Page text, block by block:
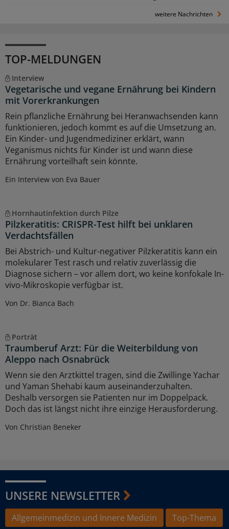
weitere Nachrichten
TOP-MELDUNGEN
Interview
Vegetarische und vegane Ernährung bei Kindern
mit Vorerkrankungen
Rein pflanzliche Ernährung bei Heranwachsenden kann
funktionieren, jedoch kommt es auf die Umsetzung an.
Ein Kinder- und Jugendmediziner erklärt, wann
Veganismus nichts für Kinder ist und wann diese
Ernährung vorteilhaft sein könnte.
Ein Interview von Eva Bauer
Hornhautinfektion durch Pilze
Pilzkeratitis: CRISPR-Test hilft bei unklaren
Verdachtsfällen
Bei Abstrich- und Kultur-negativer Pilzkeratitis kann ein
molekularer Test rasch und relativ zuverlässig die
Diagnose sichern – vor allem dort, wo keine konfokale In-
vivo-Mikroskopie verfügbar ist.
Von Dr. Bianca Bach
Porträt
Traumberuf Arzt: Für die Weiterbildung von
Aleppo nach Osnabrück
Wenn sie den Arztkittel tragen, sind die Zwillinge Yachar
und Yaman Shehabi kaum auseinanderzuhalten.
Deshalb versorgen sie Patienten nur im Doppelpack.
Doch das ist längst nicht ihre einzige Herausforderung.
Von Christian Beneker
UNSERE NEWSLETTER
Allgemeinmedizin und Innere Medizin
Top-Thema